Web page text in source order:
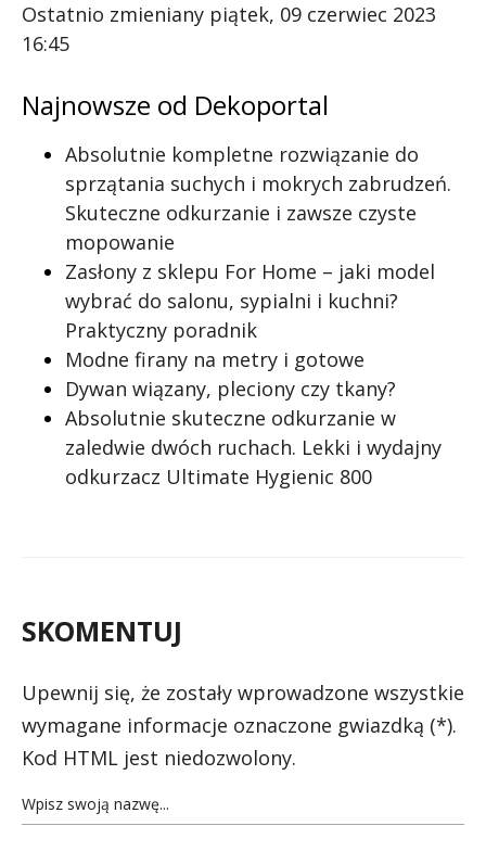
Ostatnio zmieniany piątek, 09 czerwiec 2023
16:45
Najnowsze od Dekoportal
Absolutnie kompletne rozwiązanie do
sprzątania suchych i mokrych zabrudzeń.
Skuteczne odkurzanie i zawsze czyste
mopowanie
Zasłony z sklepu For Home – jaki model
wybrać do salonu, sypialni i kuchni?
Praktyczny poradnik
Modne firany na metry i gotowe
Dywan wiązany, pleciony czy tkany?
Absolutnie skuteczne odkurzanie w
zaledwie dwóch ruchach. Lekki i wydajny
odkurzacz Ultimate Hygienic 800
SKOMENTUJ
Upewnij się, że zostały wprowadzone wszystkie
wymagane informacje oznaczone gwiazdką (*).
Kod HTML jest niedozwolony.